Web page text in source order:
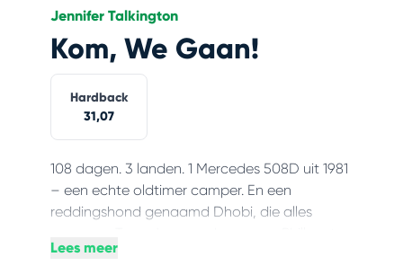
Jennifer Talkington
Kom, We Gaan!
Hardback
31,07
108 dagen. 3 landen. 1 Mercedes 508D uit 1981
– een echte oldtimer camper. En een
reddingshond genaamd Dhobi, die alles
hun 1981 ‘Bimble-Bus’ vertrokken, joegen ze
Lees meer